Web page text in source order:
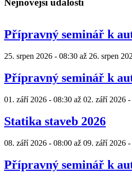
Přípravný seminář k
25. srpen 2026 - 08:30 až 26. srpen
Přípravný seminář k
01. září 2026 - 08:30 až 02. září 2026
Statika staveb 2026
08. září 2026 - 08:00 až 09. září 2026
Přípravný seminář k